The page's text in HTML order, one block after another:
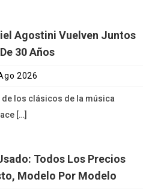
Agostini Vuelven Juntos
30 Años
2026
los clásicos de la música
[…]
Todos Los Precios
Modelo Por Modelo